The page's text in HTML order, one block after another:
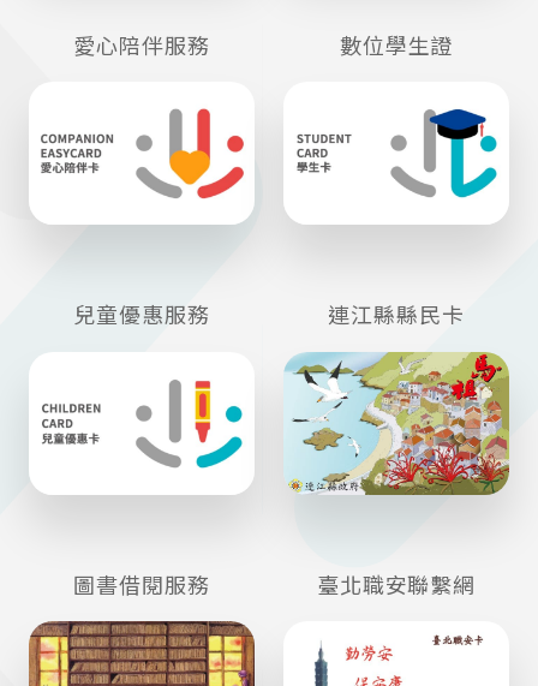
愛心陪伴服務 數位學生證
兒童優惠服務 連江縣縣民卡
圖書借閱服務 臺北職安聯繫網